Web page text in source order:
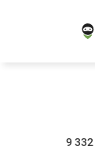
9 332